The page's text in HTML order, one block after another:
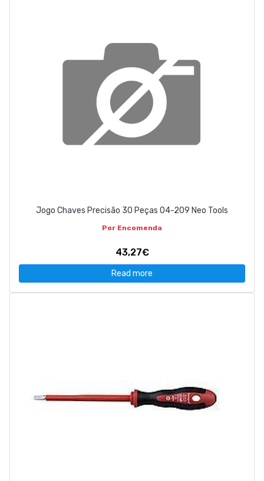
Jogo Chaves Precisão 30 Peças 04-209 Neo Tools
Por Encomenda
43,27€
Read more